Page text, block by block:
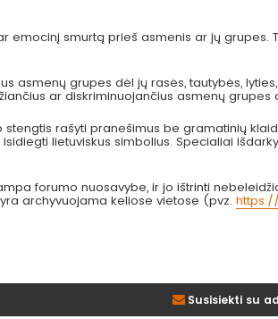
emocinį smurtą prieš asmenis ar jų
asmenų grupes dėl jų rasės, tautybės,
ar diskriminuojančius asmenų
rašyti pranešimus be gramatinių
lietuviskus simbolius. Specialiai
forumo nuosavybe, ir jo ištrinti
archyvuojama keliose vietose (pvz.
Susisiekti su